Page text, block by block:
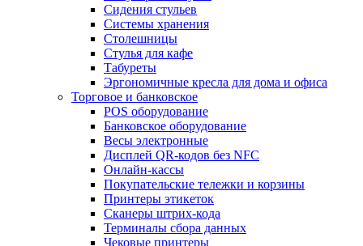
Сидения стульев
Системы хранения
Столешницы
Стулья для кафе
Табуреты
Эргономичные кресла для дома и офиса
Торговое и банковское
POS оборудование
Банковское оборудование
Весы электронные
Дисплей QR-кодов без NFC
Онлайн-кассы
Покупательские тележки и корзины
Принтеры этикеток
Сканеры штрих-кода
Терминалы сбора данных
Чековые принтеры